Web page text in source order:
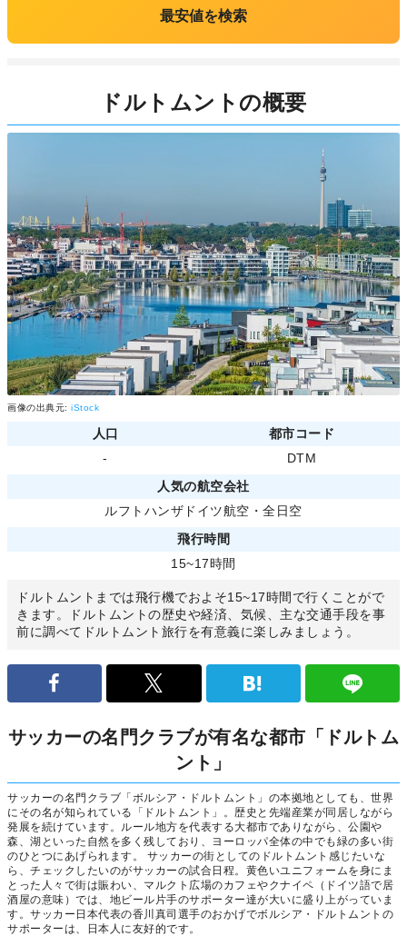
最安値を検索
ドルトムントの概要
画像の出典元: iStock
人口
都市コード
-
DTM
人気の航空会社
ルフトハンザドイツ航空 ・全日空
飛行時間
15~17時間
ドルトムントまでは飛行機でおよそ15~17時間で行くことがで
きます。ドルトムントの歴史や経済、気候、主な交通手段を事
前に調べてドルトムント旅行を有意義に楽しみましょう。
サッカーの名門クラブが有名な都市「ドルトム
ント」
サッカーの名門クラブ「ボルシア・ドルトムント」の本拠地としても、世界
にその名が知られている「ドルトムント」。歴史と先端産業が同居しながら
発展を続けています。ルール地方を代表する大都市でありながら、公園や
森、湖といった自然を多く残しており、ヨーロッパ全体の中でも緑の多い街
のひとつにあげられます。 サッカーの街としてのドルトムント感じたいな
ら、チェックしたいのがサッカーの試合日程。黄色いユニフォームを身にま
とった人々で街は賑わい、マルクト広場のカフェやクナイペ（ドイツ語で居
酒屋の意味）では、地ビール片手のサポーター達が大いに盛り上がっていま
す。サッカー日本代表の香川真司選手のおかげでボルシア・ドルトムントの
サポーターは、日本人に友好的です。